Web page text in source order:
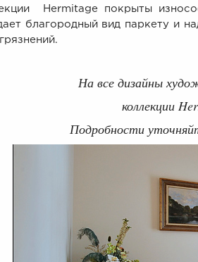
Hermitage покрыты
благородный вид паркету и
На все дизайны
коллекции
Подробности